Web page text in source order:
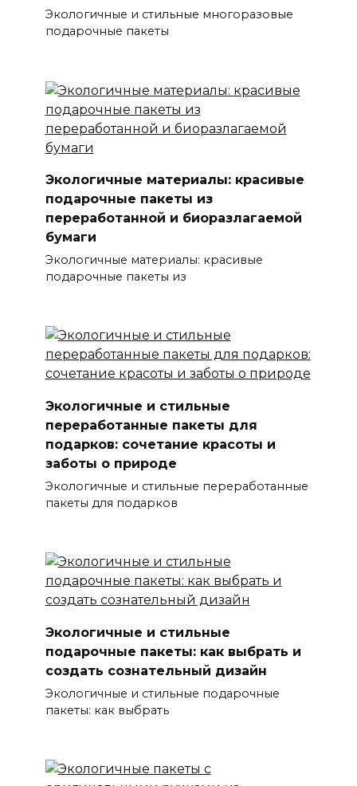
Экологичные и стильные многоразовые
подарочные пакеты
Экологичные материалы: красивые
подарочные пакеты из
переработанной и биоразлагаемой
бумаги
Экологичные материалы: красивые
подарочные пакеты из
Экологичные и стильные
переработанные пакеты для
подарков: сочетание красоты и
заботы о природе
Экологичные и стильные переработанные
пакеты для подарков
Экологичные и стильные
подарочные пакеты: как выбрать и
создать сознательный дизайн
Экологичные и стильные подарочные
пакеты: как выбрать